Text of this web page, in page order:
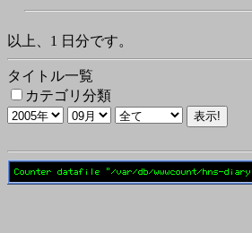
以上、1 日分です。
タイトル一覧
カテゴリ分類